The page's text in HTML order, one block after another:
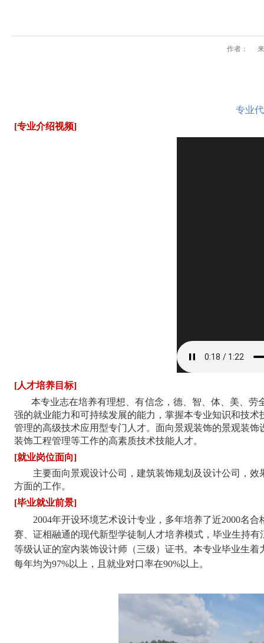
作者：
专业
[专业介绍视频]
[人才培养目标]
本专业志在培养有理想、有信念，德、智、体、美、
强的就业能力和可持续发展的能力，掌握本专业知识和技
管理的高级技术应用型专门人才。面向景观装饰的景观装
装饰工程管理等工作的高素质技术技能人才。
[就业岗位面向]
主要面向景观设计公司，建筑装饰规划及设计公司，
方面的工作。
[毕业就业前景]
2004年开设环境艺术设计专业，多年培养了近2000名
赛、证相融通的现代新型学徒制人才培养模式，毕业生持
等级认证的室内装饰设计师（三级）证书。本专业毕业生
每年均为97%以上，且就业对口率在90%以上。